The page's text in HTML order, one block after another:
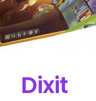
Dixit